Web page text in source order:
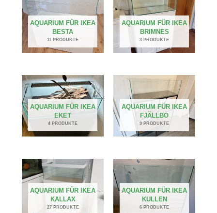
AQUARIUM FÜR IKEA
BESTA
11 PRODUKTE
AQUARIUM FÜR IKEA
BRIMNES
3 PRODUKTE
AQUARIUM FÜR IKEA
EKET
4 PRODUKTE
AQUARIUM FÜR IKEA
FJÄLLBO
9 PRODUKTE
AQUARIUM FÜR IKEA
KALLAX
27 PRODUKTE
AQUARIUM FÜR IKEA
KULLEN
6 PRODUKTE